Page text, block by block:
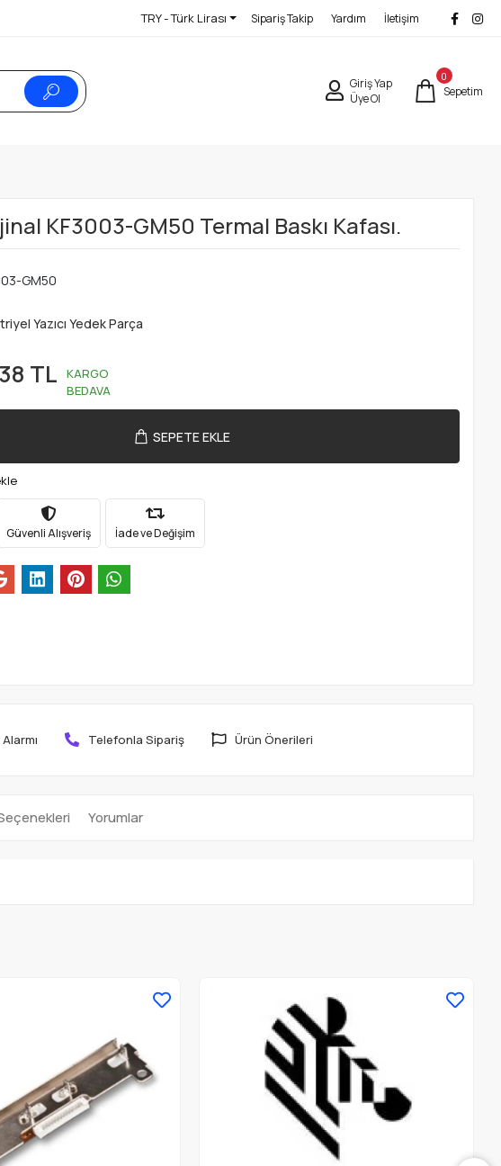
TRY - Türk Lirası Sipariş Takip Yardım İletişim
Giriş Yap
Üye Ol
0
Sepetim
KF3003-GM50 Termal Baskı Kafası.
GM50
Yazıcı Yedek Parça
TL
KARGO
BEDAVA
SEPETE EKLE
Güvenli Alışveriş İade ve Değişim
Telefonla Sipariş Ürün Önerileri
Yorumlar